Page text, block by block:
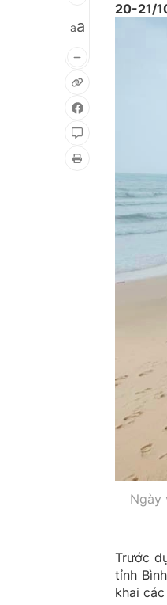
aa
20-21/
Ngày
Trước
tỉnh
khai